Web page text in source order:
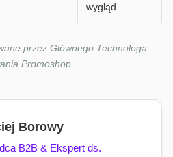
wygląd
przez Głównego Technologa
Promoshop.
Borowy
B2B & Ekspert ds.